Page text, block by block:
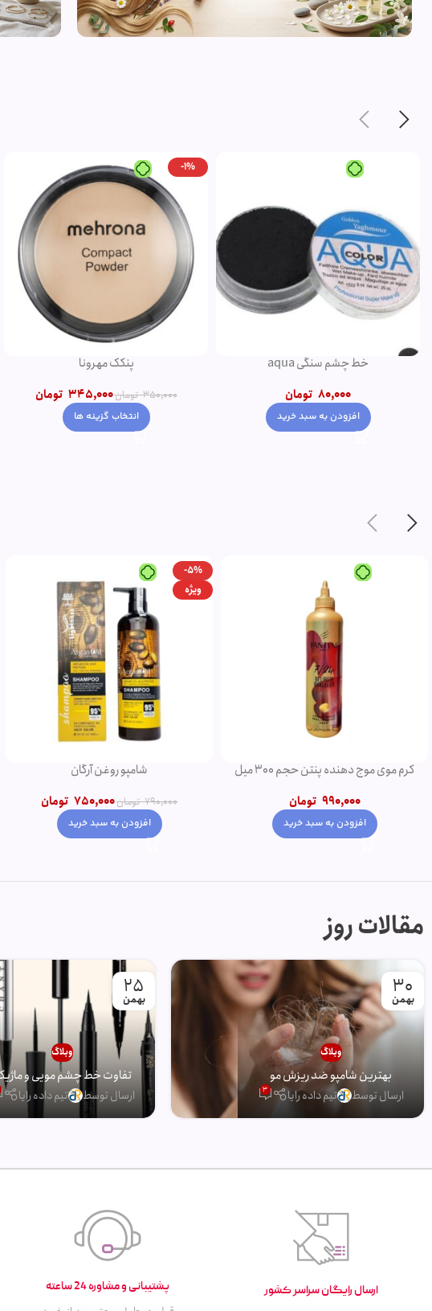
خط چشم سنگی aqua
80,000 تومان
افزودن به سبد خرید
-1%
پنکک مهرونا
350,000 تومان345,000 تومان
انتخاب گزینه ها
کرم موی موج دهنده پنتن حجم 300 میل
990,000 تومان
افزودن به سبد خرید
-5%
ویژه
شامپو روغن آرگان
790,000 تومان750,000 تومان
افزودن به سبد خرید
مقالات روز
30
بهمن
وبلاگ
بهترین شامپو ضد ریزش مو
ارسال توسط تیم داده رایا 3
25
بهمن
وبلاگ
تفاوت خط چشم مویی و
ارسال توسط تیم داده رایا
ارسال رایگان سراسر کشور پشتیبانی و مشاوره 24 ساعته